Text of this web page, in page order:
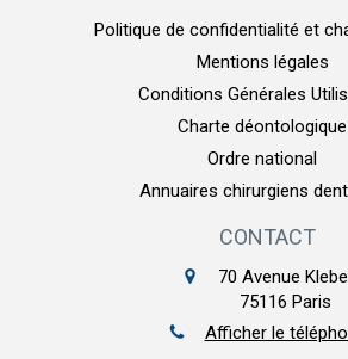
Politique de confidentialité et
Mentions légales
Conditions Générales
Charte déontologique
Ordre national
Annuaires chirurgiens
CONTACT
70 Avenue
75116 Paris
Afficher le